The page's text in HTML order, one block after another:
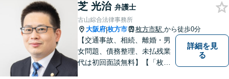
夫婦カウンセラーの資格保有
【相続問題】セミナー講師や
書籍執筆の経験あり【枚方市
駅5分】
芝 光治 弁護士
古山綜合法律事務所
大阪府|枚方市 枚方市駅 から徒歩0分
【交通事故、相続、離婚・男
女問題、債務整理、未払残業
代は初回面談無料】【「枚方
詳細を見
る